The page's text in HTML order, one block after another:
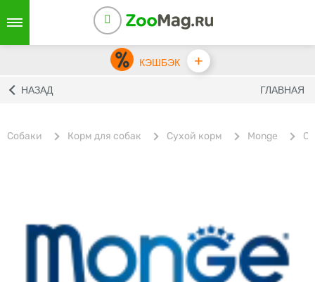
КЭШБЭК +
НАЗАД ГЛАВНАЯ
Собаки Корм для собак Сухой корм Monge